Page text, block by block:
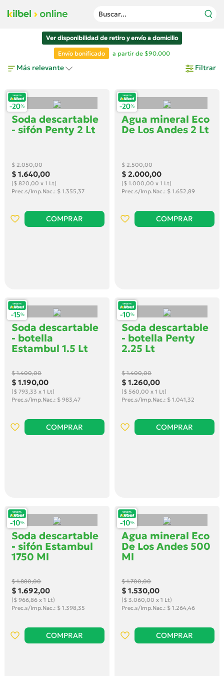
Buscar...
Ver disponibilidad de retiro y envío a domicilio
Envío bonificado a partir de $90.000
Más relevante Filtrar
Soda descartable
- sifón Penty 2 Lt
$ 2.050,00
$ 1.640,00
($ 820,00 x 1 Lt)
Prec.s/Imp.Nac.: $ 1.355,37
COMPRAR
Agua mineral Eco
De Los Andes 2 Lt
$ 2.500,00
$ 2.000,00
($ 1.000,00 x 1 Lt)
Prec.s/Imp.Nac.: $ 1.652,89
COMPRAR
Soda descartable
- botella
Estambul 1.5 Lt
$ 1.400,00
$ 1.190,00
($ 793,33 x 1 Lt)
Prec.s/Imp.Nac.: $ 983,47
COMPRAR
Soda descartable
- botella Penty
2.25 Lt
$ 1.400,00
$ 1.260,00
($ 560,00 x 1 Lt)
Prec.s/Imp.Nac.: $ 1.041,32
COMPRAR
Soda descartable
- sifón Estambul
1750 Ml
$ 1.880,00
$ 1.692,00
($ 966,86 x 1 Lt)
Prec.s/Imp.Nac.: $ 1.398,35
COMPRAR
Agua mineral Eco
De Los Andes 500
Ml
$ 1.700,00
$ 1.530,00
($ 3.060,00 x 1 Lt)
Prec.s/Imp.Nac.: $ 1.264,46
COMPRAR